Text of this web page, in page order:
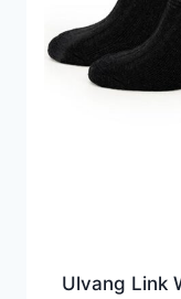
Ulvang Link